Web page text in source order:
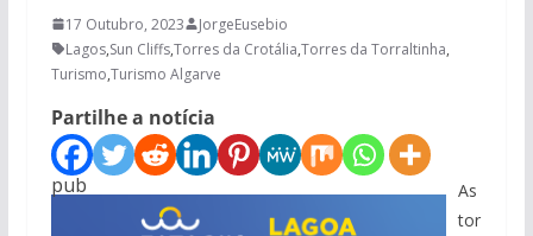
17 Outubro, 2023
JorgeEusebio
Lagos,Sun Cliffs,Torres da Crotália,Torres da Torraltinha,
Turismo,Turismo Algarve
Partilhe a notícia
pub
As
tor